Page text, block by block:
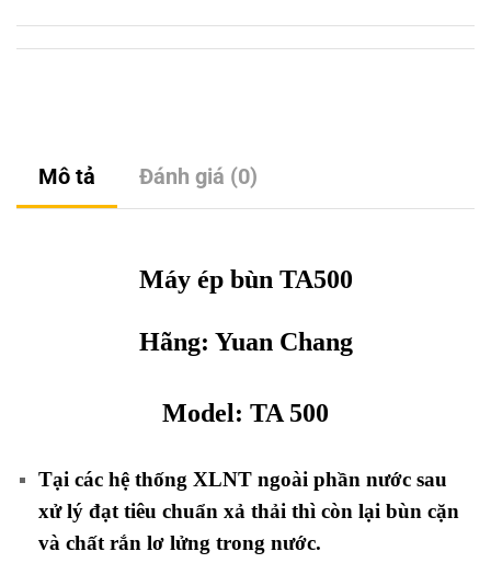
Mô tả Đánh giá (0)
Máy ép bùn TA500
Hãng: Yuan Chang
Model: TA 500
Tại các hệ thống XLNT ngoài phần nước sau
xử lý đạt tiêu chuẩn xả thải thì còn lại bùn cặn
và chất rắn lơ lửng trong nước.